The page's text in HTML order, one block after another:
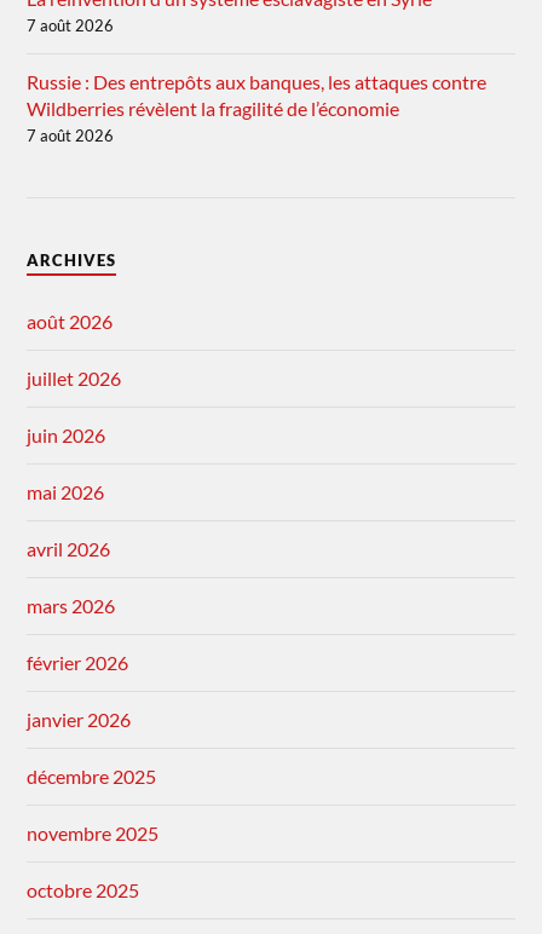
7 août 2026
Russie : Des entrepôts aux banques, les attaques contre
Wildberries révèlent la fragilité de l’économie
7 août 2026
ARCHIVES
août 2026
juillet 2026
juin 2026
mai 2026
avril 2026
mars 2026
février 2026
janvier 2026
décembre 2025
novembre 2025
octobre 2025